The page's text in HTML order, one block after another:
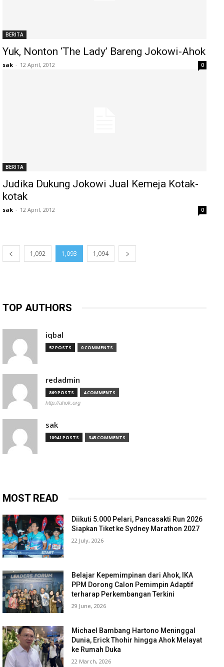
BERITA
Yuk, Nonton ‘The Lady’ Bareng Jokowi-Ahok
sak - 12 April, 2012 0
BERITA
Judika Dukung Jokowi Jual Kemeja Kotak-
kotak
sak - 12 April, 2012 0
1,092 1,093 1,094
TOP AUTHORS
iqbal
52 POSTS 0 COMMENTS
redadmin
869 POSTS 4 COMMENTS
http://ahok.org
sak
10941 POSTS 345 COMMENTS
MOST READ
Diikuti 5.000 Pelari, Pancasakti Run 2026
Siapkan Tiket ke Sydney Marathon 2027
22 July, 2026
Belajar Kepemimpinan dari Ahok, IKA
PPM Dorong Calon Pemimpin Adaptif
terharap Perkembangan Terkini
29 June, 2026
Michael Bambang Hartono Meninggal
Dunia, Erick Thohir hingga Ahok Melayat
ke Rumah Duka
22 March, 2026